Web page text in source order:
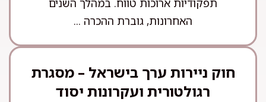
תפקודיות ארוכות טווח. במהלך השנים
האחרונות, גוברת ההכרה ...
חוק ניירות ערך בישראל – מסגרת
רגולטורית ועקרונות יסוד